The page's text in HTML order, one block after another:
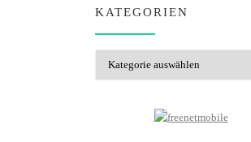
KATEGORIEN